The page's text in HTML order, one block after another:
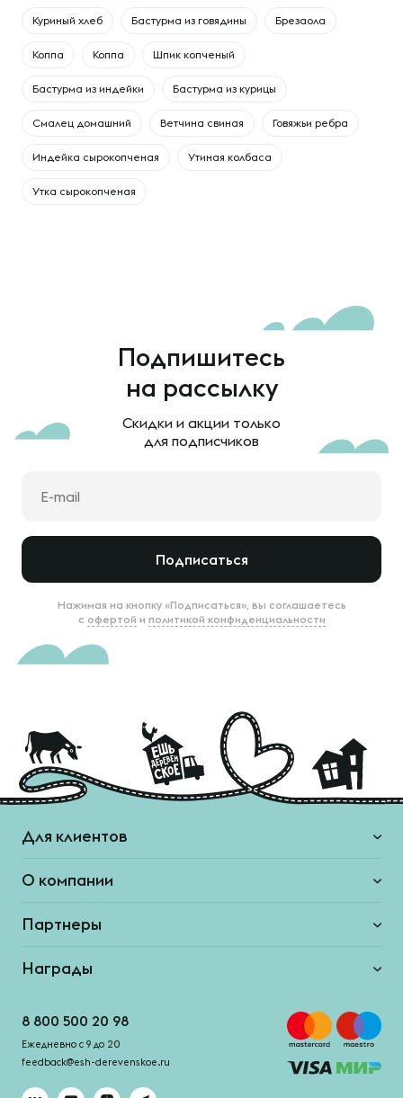
Куриный хлеб Бастурма из говядины Брезаола
Коппа Коппа Шпик копченый
Бастурма из индейки Бастурма из курицы
Смалец домашний Ветчина свиная Говяжьи ребра
Индейка сырокопченая Утиная колбаса
Утка сырокопченая
Подпишитесь
на рассылку
Скидки и акции только
для подписчиков
Подписаться
Нажимая на кнопку «Подписаться», вы соглашаетесь
с офертой и политикой конфиденциальности
Для клиентов
О компании
Партнеры
Награды
8 800 500 20 98
Ежедневно с 9 до 20
feedback@esh-derevenskoe.ru